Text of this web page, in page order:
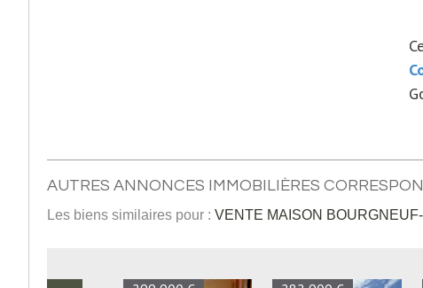
AUTRES ANNONCES IMMOBILIÈRES
Les biens similaires pour : VENTE MAISON